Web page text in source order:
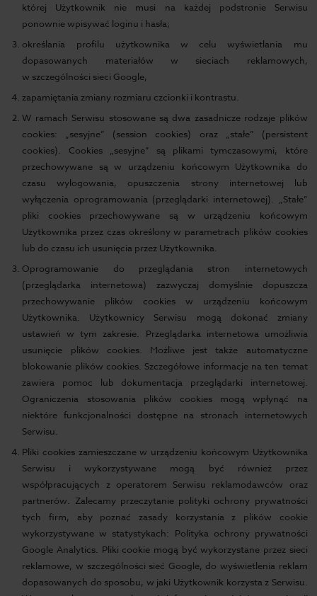
której Użytkownik nie musi na każdej podstronie Serwisu
ponownie wpisywać loginu i hasła;
określania profilu użytkownika w celu wyświetlania mu
dopasowanych materiałów w sieciach reklamowych,
w szczególności sieci Google,
zapamiętania zmiany rozmiaru czcionki i kontrastu.
W ramach Serwisu stosowane są dwa zasadnicze rodzaje plików
cookies: „sesyjne” (session cookies) oraz „stałe” (persistent
cookies). Cookies „sesyjne” są plikami tymczasowymi, które
przechowywane są w urządzeniu końcowym Użytkownika do
czasu wylogowania, opuszczenia strony internetowej lub
wyłączenia oprogramowania (przeglądarki internetowej). „Stałe”
pliki cookies przechowywane są w urządzeniu końcowym
Użytkownika przez czas określony w parametrach plików cookies
lub do czasu ich usunięcia przez Użytkownika.
Oprogramowanie do przeglądania stron internetowych
(przeglądarka internetowa) zazwyczaj domyślnie dopuszcza
przechowywanie plików cookies w urządzeniu końcowym
Użytkownika. Użytkownicy Serwisu mogą dokonać zmiany
ustawień w tym zakresie. Przeglądarka internetowa umożliwia
usunięcie plików cookies. Możliwe jest także automatyczne
blokowanie plików cookies. Szczegółowe informacje na ten temat
zawiera pomoc lub dokumentacja przeglądarki internetowej.
Ograniczenia stosowania plików cookies mogą wpłynąć na
niektóre funkcjonalności dostępne na stronach internetowych
Serwisu.
Pliki cookies zamieszczane w urządzeniu końcowym Użytkownika
Serwisu i wykorzystywane mogą być również przez
współpracujących z operatorem Serwisu reklamodawców oraz
partnerów. Zalecamy przeczytanie polityki ochrony prywatności
tych firm, aby poznać zasady korzystania z plików cookie
wykorzystywane w statystykach: Polityka ochrony prywatności
Google Analytics. Pliki cookie mogą być wykorzystane przez sieci
reklamowe, w szczególności sieć Google, do wyświetlenia reklam
dopasowanych do sposobu, w jaki Użytkownik korzysta z Serwisu.